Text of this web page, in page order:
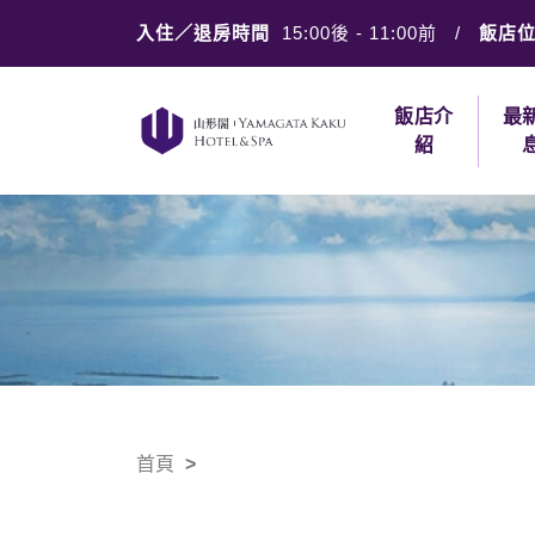
入住／退房時間 15:00後 - 11:00前 / 飯店
飯店介
紹
最
首頁